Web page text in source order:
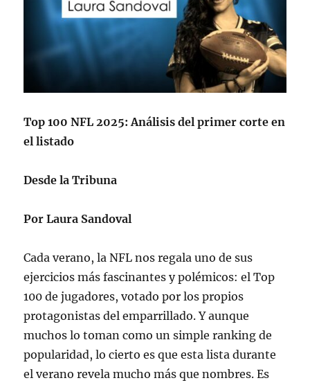
Top 100 NFL 2025: Análisis del primer corte en
el listado
Desde la Tribuna
Por Laura Sandoval
Cada verano, la NFL nos regala uno de sus
ejercicios más fascinantes y polémicos: el Top
100 de jugadores, votado por los propios
protagonistas del emparrillado. Y aunque
muchos lo toman como un simple ranking de
popularidad, lo cierto es que esta lista durante
el verano revela mucho más que nombres. Es